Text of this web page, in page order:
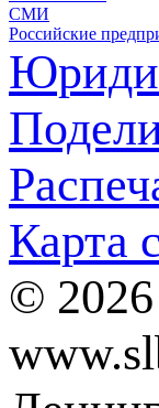
СМИ
Российские
Карта
©